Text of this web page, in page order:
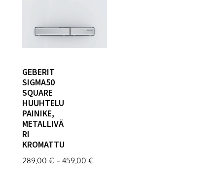
GEBERIT
SIGMA50
SQUARE
HUUHTELU
PAINIKE,
METALLIVÄ
RI
KROMATTU
289,00 € – 459,00 €Hintaluokka: